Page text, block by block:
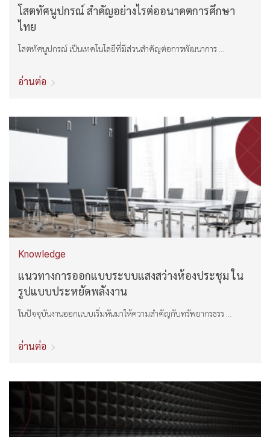
โสตทัศนูปกรณ์ สำคัญอย่างไรต่ออนาคตการศึกษา
ไทย
โสตทัศนูปกรณ์ เป็นเทคโนโลยีที่มีส่วนสำคัญต่อการพัฒนาการ ...
อ่านต่อ
Knowledge
แนวทางการออกแบบระบบแสงสว่างห้องประชุม ใน
รูปแบบประหยัดพลังงาน
ในปัจจุบันงานออกแบบเริ่มหันมาให้ความสำคัญกับทรัพยากรธรร ...
อ่านต่อ